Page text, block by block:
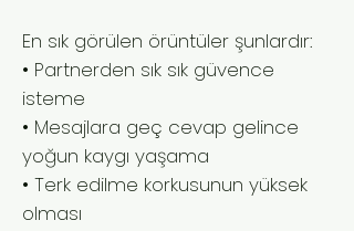
En sık görülen örüntüler şunlardır:
• Partnerden sık sık güvence
isteme
• Mesajlara geç cevap gelince
yoğun kaygı yaşama
• Terk edilme korkusunun yüksek
olması